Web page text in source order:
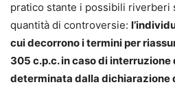
pratico stante i possibili riverberi
quantità di controversie:
cui decorrono i termini per
305 c.p.c. in caso di interruzione
determinata dalla dichiarazione